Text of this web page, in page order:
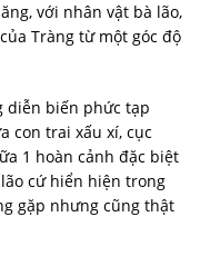
với nhân vật bà lão,
Tràng từ một góc độ
diễn biến phức tạp
con trai xấu xí, cục
1 hoàn cảnh đặc biệt
cứ hiển hiện trong
gặp nhưng cũng thật